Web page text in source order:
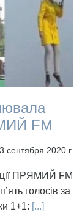
FM
3 сентября 2020 г.
ПРЯМИЙ FM
голосів за
1+1: [...]